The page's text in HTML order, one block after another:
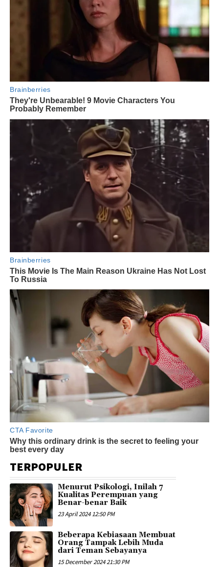
TERPOPULER
Menurut Psikologi, Inilah 7
Kualitas Perempuan yang
Benar-benar Baik
23 April 2024 12:50 PM
Beberapa Kebiasaan Membuat
Orang Tampak Lebih Muda
dari Teman Sebayanya
15 December 2024 21:30 PM